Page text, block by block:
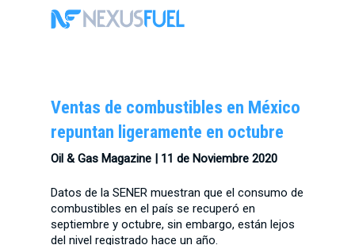
Ventas de combustibles en México
repuntan ligeramente en octubre
Oil & Gas Magazine | 11 de Noviembre 2020
Datos de la SENER muestran que el consumo de
combustibles en el país se recuperó en
septiembre y octubre, sin embargo, están lejos
del nivel registrado hace un año.